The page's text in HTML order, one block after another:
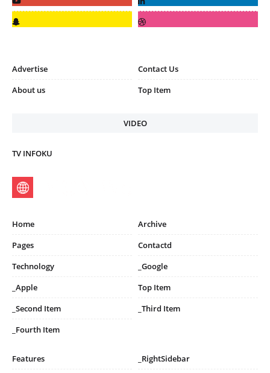
Advertise
Contact Us
About us
Top Item
VIDEO
TV INFOKU
Home
Archive
Pages
Contactd
Technology
_Google
_Apple
Top Item
_Second Item
_Third Item
_Fourth Item
Features
_RightSidebar